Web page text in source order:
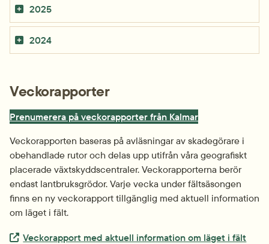
2025
2024
Veckorapporter
Prenumerera på veckorapporter från Kalmar
Veckorapporten baseras på avläsningar av skadegörare i
obehandlade rutor och delas upp utifrån våra geografiskt
placerade växtskyddscentraler. Veckorapporterna berör
endast lantbruksgrödor. Varje vecka under fältsäsongen
finns en ny veckorapport tillgänglig med aktuell information
om läget i fält.
Extern länk.
Veckorapport med aktuell information om läget i fält